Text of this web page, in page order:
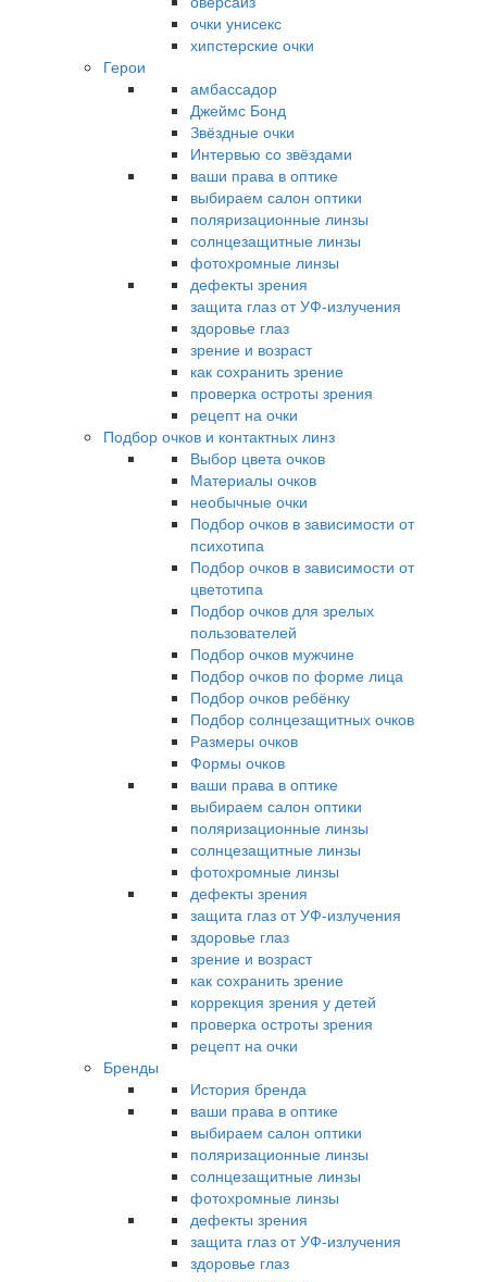
очки унисекс
хипстерские очки
Герои
амбассадор
Джеймс Бонд
Звёздные очки
Интервью со звёздами
ваши права в оптике
выбираем салон оптики
поляризационные линзы
солнцезащитные линзы
фотохромные линзы
дефекты зрения
защита глаз от УФ-излучения
здоровье глаз
зрение и возраст
как сохранить зрение
проверка остроты зрения
рецепт на очки
Подбор очков и контактных линз
Выбор цвета очков
Материалы очков
необычные очки
Подбор очков в зависимости от
психотипа
Подбор очков в зависимости от
цветотипа
Подбор очков для зрелых
пользователей
Подбор очков мужчине
Подбор очков по форме лица
Подбор очков ребёнку
Подбор солнцезащитных очков
Размеры очков
Формы очков
ваши права в оптике
выбираем салон оптики
поляризационные линзы
солнцезащитные линзы
фотохромные линзы
дефекты зрения
защита глаз от УФ-излучения
здоровье глаз
зрение и возраст
как сохранить зрение
коррекция зрения у детей
проверка остроты зрения
рецепт на очки
Бренды
История бренда
ваши права в оптике
выбираем салон оптики
поляризационные линзы
солнцезащитные линзы
фотохромные линзы
дефекты зрения
защита глаз от УФ-излучения
здоровье глаз